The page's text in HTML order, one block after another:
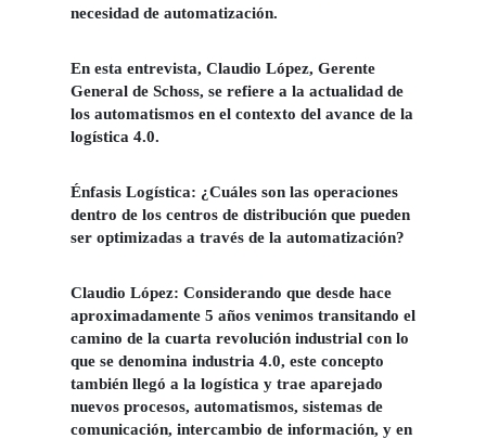
necesidad de automatización.
En esta entrevista, Claudio López, Gerente
General de Schoss, se refiere a la actualidad de
los automatismos en el contexto del avance de la
logística 4.0.
Énfasis Logística: ¿Cuáles son las operaciones
dentro de los centros de distribución que pueden
ser optimizadas a través de la automatización?
Claudio López: Considerando que desde hace
aproximadamente 5 años venimos transitando el
camino de la cuarta revolución industrial con lo
que se denomina industria 4.0, este concepto
también llegó a la logística y trae aparejado
nuevos procesos, automatismos, sistemas de
comunicación, intercambio de información, y en